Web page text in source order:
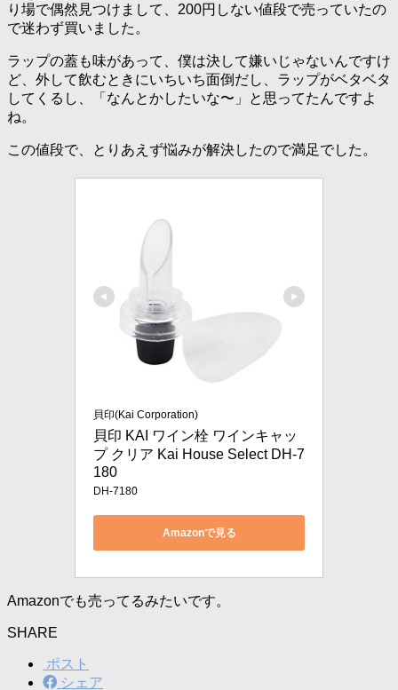
り場で偶然見つけまして、200円しない値段で売っていたの
で迷わず買いました。
ラップの蓋も味があって、僕は決して嫌いじゃないんですけ
ど、外して飲むときにいちいち面倒だし、ラップがベタベタ
してくるし、「なんとかしたいな〜」と思ってたんですよ
ね。
この値段で、とりあえず悩みが解決したので満足でした。
貝印(Kai Corporation)
貝印 KAI ワイン栓 ワインキャッ
プ クリア Kai House Select DH-7
180
DH-7180
Amazonで見る
Amazonでも売ってるみたいです。
SHARE
ポスト
シェア